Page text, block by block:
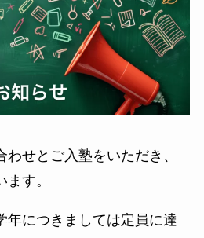
せとご入塾をいただき、
す。
年につきましては定員に達